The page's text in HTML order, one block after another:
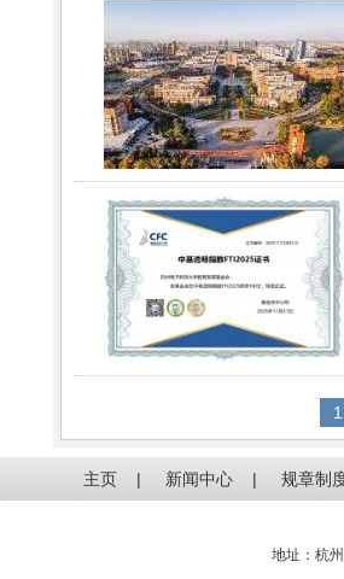
1
主页 | 新闻中心 | 规章制
地址：杭